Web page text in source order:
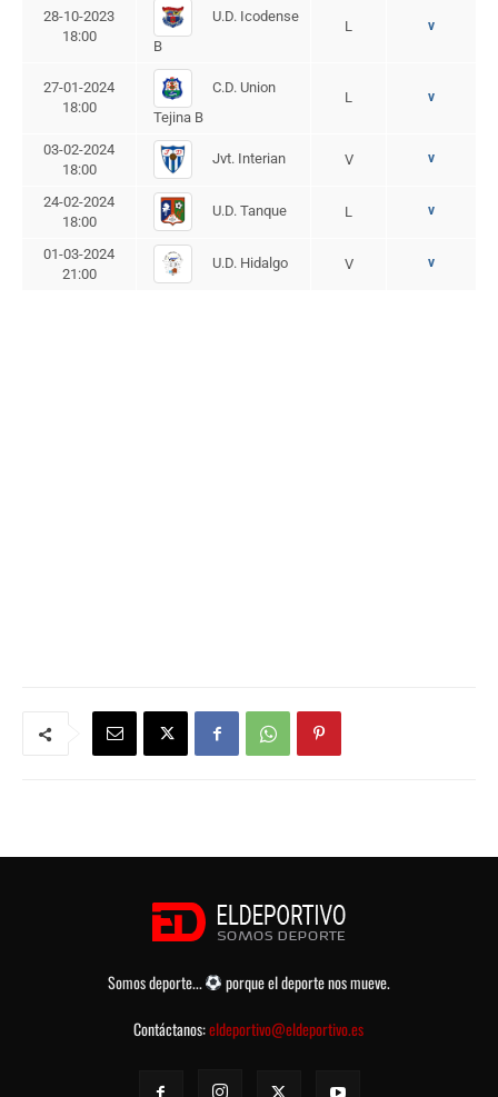
28-10-2023
18:00
U.D. Icodense
B
L v
27-01-2024
18:00
C.D. Union
Tejina B
L v
03-02-2024
18:00
Jvt. Interian V v
24-02-2024
18:00
U.D. Tanque L v
01-03-2024
21:00
U.D. Hidalgo V v
Somos deporte...
porque el deporte nos mueve.
Contáctanos:eldeportivo@eldeportivo.es